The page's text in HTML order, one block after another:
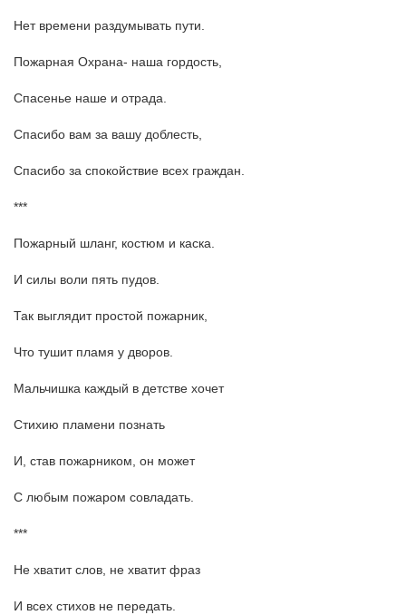
Нет времени раздумывать пути.
Пожарная Охрана- наша гордость,
Спасенье наше и отрада.
Спасибо вам за вашу доблесть,
Спасибо за спокойствие всех граждан.
***
Пожарный шланг, костюм и каска.
И силы воли пять пудов.
Так выглядит простой пожарник,
Что тушит пламя у дворов.
Мальчишка каждый в детстве хочет
Стихию пламени познать
И, став пожарником, он может
С любым пожаром совладать.
***
Не хватит слов, не хватит фраз
И всех стихов не передать.